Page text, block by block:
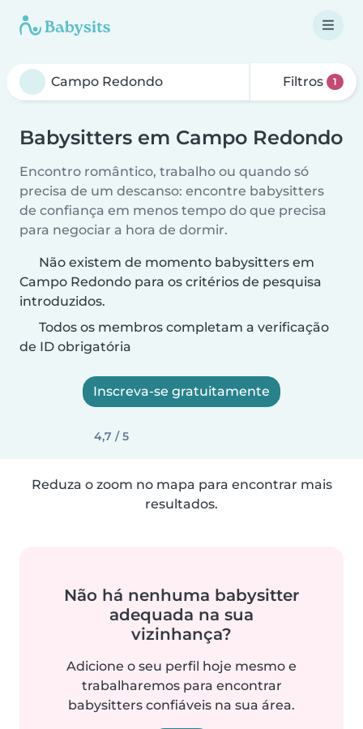
Filtros 1
Babysitters em Campo Redondo
Encontro romântico, trabalho ou quando só
precisa de um descanso: encontre babysitters
de confiança em menos tempo do que precisa
para negociar a hora de dormir.
Não existem de momento babysitters em
Campo Redondo para os critérios de pesquisa
introduzidos.
Todos os membros completam a verificação
de ID obrigatória
Inscreva-se gratuitamente
4,7 / 5
Reduza o zoom no mapa para encontrar mais
resultados.
Não há nenhuma babysitter
adequada na sua
vizinhança?
Adicione o seu perfil hoje mesmo e
trabalharemos para encontrar
babysitters confiáveis na sua área.